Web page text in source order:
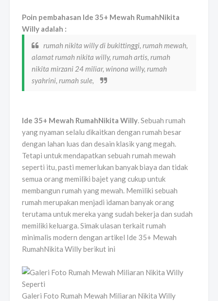
Poin pembahasan Ide 35+ Mewah RumahNikita
Willy adalah :
rumah nikita willy di bukittinggi, rumah mewah,
alamat rumah nikita willy, rumah artis, rumah
nikita mirzani 24 miliar, winona willy, rumah
syahrini, rumah sule,
Ide 35+ Mewah RumahNikita Willy. Sebuah rumah
yang nyaman selalu dikaitkan dengan rumah besar
dengan lahan luas dan desain klasik yang megah.
Tetapi untuk mendapatkan sebuah rumah mewah
seperti itu, pasti memerlukan banyak biaya dan tidak
semua orang memiliki bajet yang cukup untuk
membangun rumah yang mewah. Memiliki sebuah
rumah merupakan menjadi idaman banyak orang
terutama untuk mereka yang sudah bekerja dan sudah
memiliki keluarga. Simak ulasan terkait rumah
minimalis modern dengan artikel Ide 35+ Mewah
RumahNikita Willy berikut ini
Galeri Foto Rumah Mewah Miliaran Nikita Willy